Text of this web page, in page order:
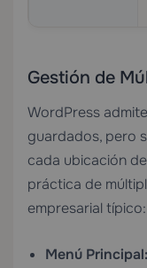
Gestión de
WordPress
guardados, pero
cada ubicación
práctica de
empresarial típico:
Menú Principal: